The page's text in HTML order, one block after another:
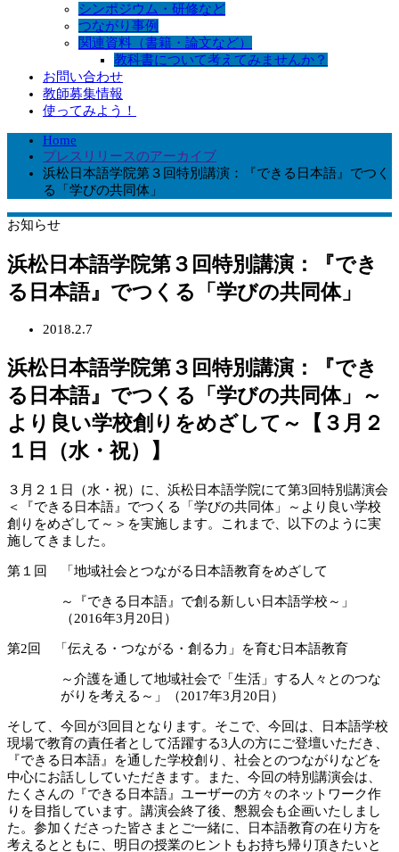
シンポジウム・研修など
つながり事例
関連資料（書籍・論文など）
教科書について考えてみませんか？
お問い合わせ
教師募集情報
使ってみよう！
Home
プレスリリースのアーカイブ
浜松日本語学院第３回特別講演：『できる日本語』でつく
る「学びの共同体」
お知らせ
浜松日本語学院第３回特別講演：『でき
る日本語』でつくる「学びの共同体」
2018.2.7
浜松日本語学院第３回特別講演：『でき
る日本語』でつくる「学びの共同体」～
より良い学校創りをめざして～【３月２
１日（水・祝）】
３月２１日（水・祝）に、浜松日本語学院にて第3回特別講演会
＜『できる日本語』でつくる「学びの共同体」～より良い学校
創りをめざして～＞を実施します。これまで、以下のように実
施してきました。
第１回 「地域社会とつながる日本語教育をめざして
～『できる日本語』で創る新しい日本語学校～」
（2016年3月20日）
第2回 「伝える・つながる・創る力」を育む日本語教育
～介護を通して地域社会で「生活」する人々とのつな
がりを考える～」（2017年3月20日）
そして、今回が3回目となります。そこで、今回は、日本語学校
現場で教育の責任者として活躍する3人の方にご登壇いただき、
『できる日本語』を通した学校創り、社会とのつながりなどを
中心にお話ししていただきます。また、今回の特別講演会は、
たくさんの『できる日本語』ユーザーの方々のネットワーク作
りを目指しています。講演会終了後、懇親会も企画いたしまし
た。参加くださった皆さまとご一緒に、日本語教育の在り方を
考えるとともに、明日の授業のヒントもお持ち帰り頂きたいと